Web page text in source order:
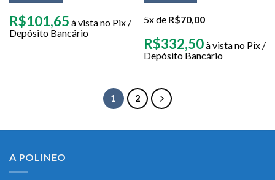
R$101,65 à vista no Pix /
Depósito Bancário
5x de R$70,00
R$332,50à vista no Pix /
Depósito Bancário
1 2
A POLINEO